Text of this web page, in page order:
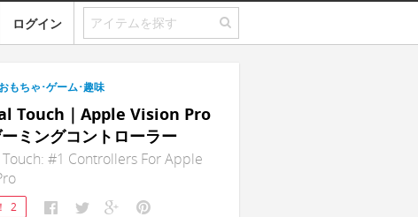
ログイン
おもちゃ･ゲーム･趣味
Touch｜Apple Vision Pro
ミングコントローラー
#1 Controllers For Apple
2